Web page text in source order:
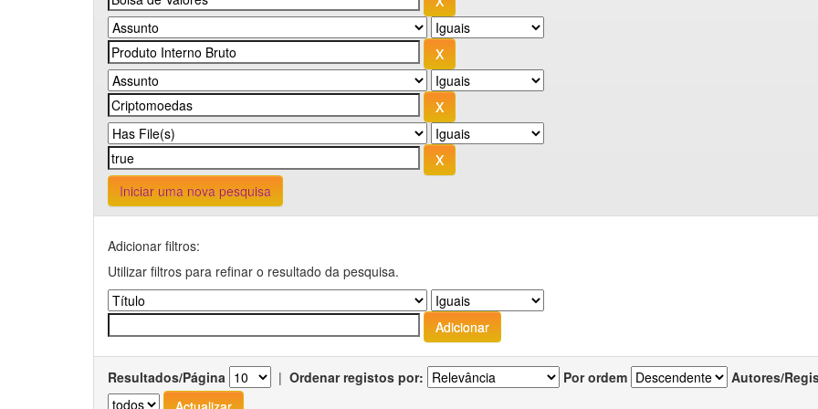
Iniciar uma nova pesquisa
Adicionar filtros:
Utilizar filtros para refinar o resultado da pesquisa.
Resultados/Página | Ordenar registos por: Por ordem Autores/